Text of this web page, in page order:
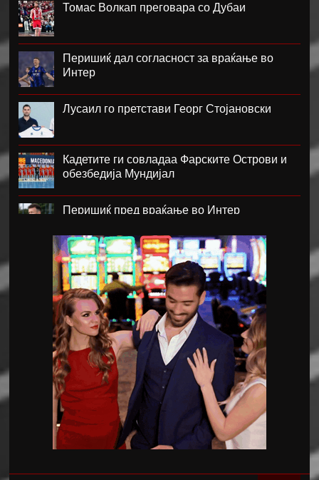
Томас Волкап преговара со Дубаи
Перишиќ дал согласност за враќање во
Интер
Лусаил го претстави Георг Стојановски
Кадетите ги совладаа Фарските Острови и
обезбедија Мундијал
Перишиќ пред враќање во Интер
Лара Гут Бехрами означи крај на скијачката
кариера
Меси со два гола се врати во дресот на
Интер Мајами по Мундијалот
Шенгелија плати еден милион и се
ослободи од Барселона
Мајорка убедливо го совлада ПСЖ
Пелистер